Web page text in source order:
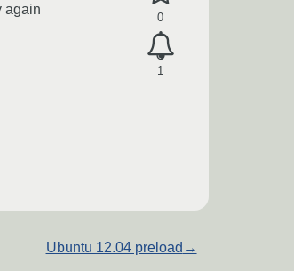
0
1
again
Ubuntu 12.04 preload →